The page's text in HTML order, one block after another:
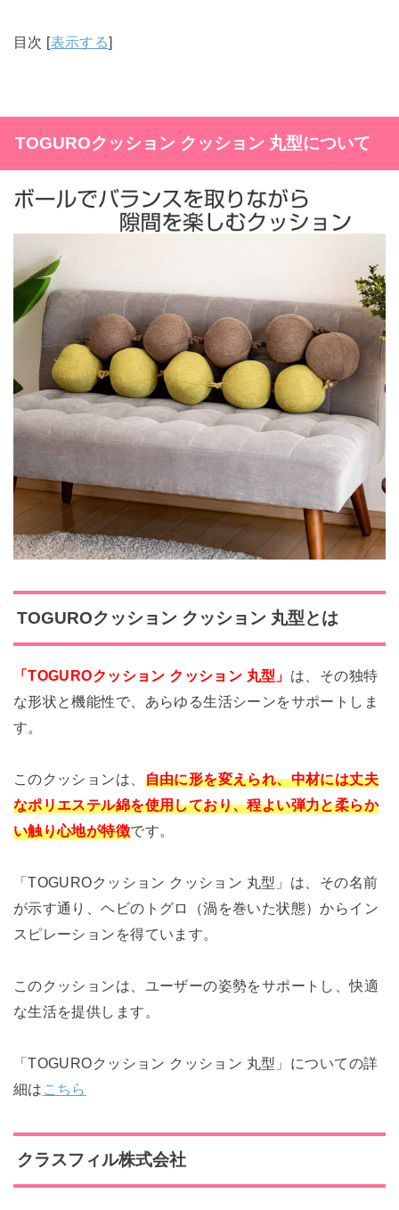
目次 [表示する]
TOGUROクッション クッション 丸型について
TOGUROクッション クッション 丸型とは
「TOGUROクッション クッション 丸型」 は、その独特
な形状と機能性で、あらゆる生活シーンをサポートしま
す。
このクッションは、 自由に形を変えられ、中材には丈夫
なポリエステル綿を使用しており、程よい弾力と柔らか
い触り心地が特徴です。
「TOGUROクッション クッション 丸型」は、その名前
が示す通り、ヘビのトグロ（渦を巻いた状態）からイン
スピレーションを得ています。
このクッションは、ユーザーの姿勢をサポートし、快適
な生活を提供します。
「TOGUROクッション クッション 丸型」についての詳
細は こちら
クラスフィル株式会社